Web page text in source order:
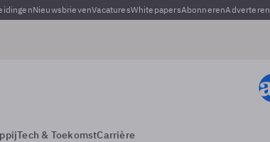
NieuwsbrievenVacaturesWhitepapersAbonnerenAdverteren
Tech & ToekomstCarrière